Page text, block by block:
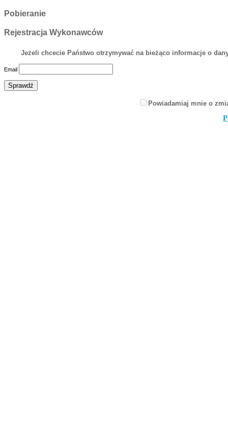
Pobieranie
Rejestracja Wykonawców
Jeżeli chcecie Państwo otrzymywać na bieżąco informacje o
Email
Powiadamiaj mnie o